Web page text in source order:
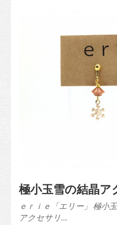
極小玉雪の結晶ア
ｅｒｉｅ「エリー」 極小
アクセサリ…